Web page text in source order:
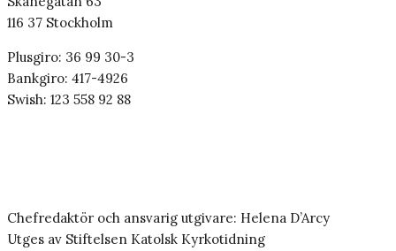
116 37 Stockholm
Plusgiro: 36 99 30-3
Bankgiro: 417-4926
Swish: 123 558 92 88
Chefredaktör och ansvarig utgivare: Helena D’Arcy
Utges av Stiftelsen Katolsk Kyrkotidning